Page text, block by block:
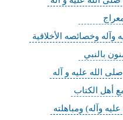
وآله وخصائصه الأخلاقية
بالنبي
الله عليه و آله
أهل الكتاب
وآله) ومباهلته